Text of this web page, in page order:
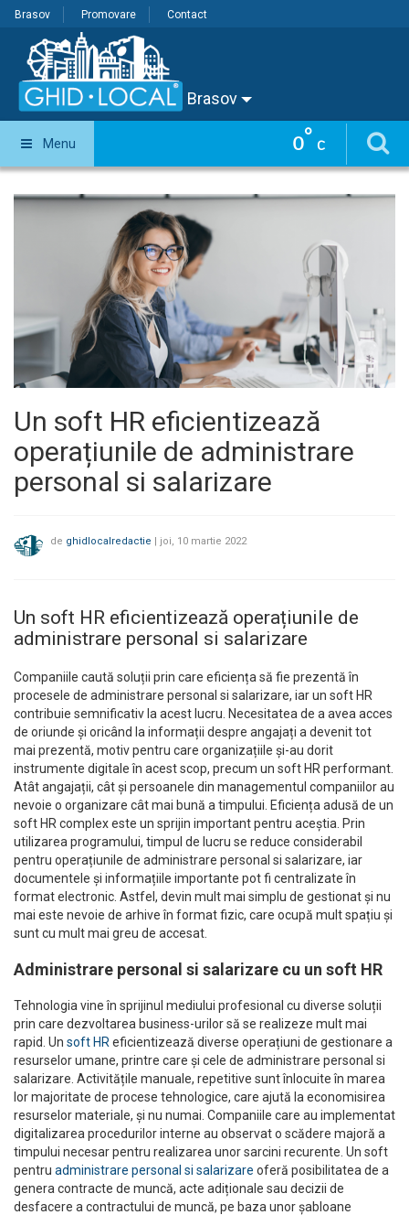
Brasov Promovare Contact
Brasov
0° C
Menu
Un soft HR eficientizează
operațiunile de administrare
personal si salarizare
de ghidlocalredactie | joi, 10 martie 2022
Un soft HR eficientizează operațiunile de
administrare personal si salarizare
Companiile caută soluții prin care eficiența să fie prezentă în
procesele de administrare personal si salarizare, iar un soft HR
contribuie semnificativ la acest lucru. Necesitatea de a avea acces
de oriunde și oricând la informații despre angajați a devenit tot
mai prezentă, motiv pentru care organizațiile și-au dorit
instrumente digitale în acest scop, precum un soft HR performant.
Atât angajații, cât și persoanele din managementul companiilor au
nevoie o organizare cât mai bună a timpului. Eficiența adusă de un
soft HR complex este un sprijin important pentru aceștia. Prin
utilizarea programului, timpul de lucru se reduce considerabil
pentru operațiunile de administrare personal si salarizare, iar
documentele și informațiile importante pot fi centralizate în
format electronic. Astfel, devin mult mai simplu de gestionat și nu
mai este nevoie de arhive în format fizic, care ocupă mult spațiu și
sunt cu mult mai greu de accesat.
Administrare personal si salarizare cu un soft HR
Tehnologia vine în sprijinul mediului profesional cu diverse soluții
prin care dezvoltarea business-urilor să se realizeze mult mai
rapid. Un soft HR eficientizează diverse operațiuni de gestionare a
resurselor umane, printre care și cele de administrare personal si
salarizare. Activitățile manuale, repetitive sunt înlocuite în marea
lor majoritate de procese tehnologice, care ajută la economisirea
resurselor materiale, și nu numai. Companiile care au implementat
digitalizarea procedurilor interne au observat o scădere majoră a
timpului necesar pentru realizarea unor sarcini recurente. Un soft
pentru administrare personal si salarizare oferă posibilitatea de a
genera contracte de muncă, acte adiționale sau decizii de
desfacere a contractului de muncă, pe baza unor șabloane